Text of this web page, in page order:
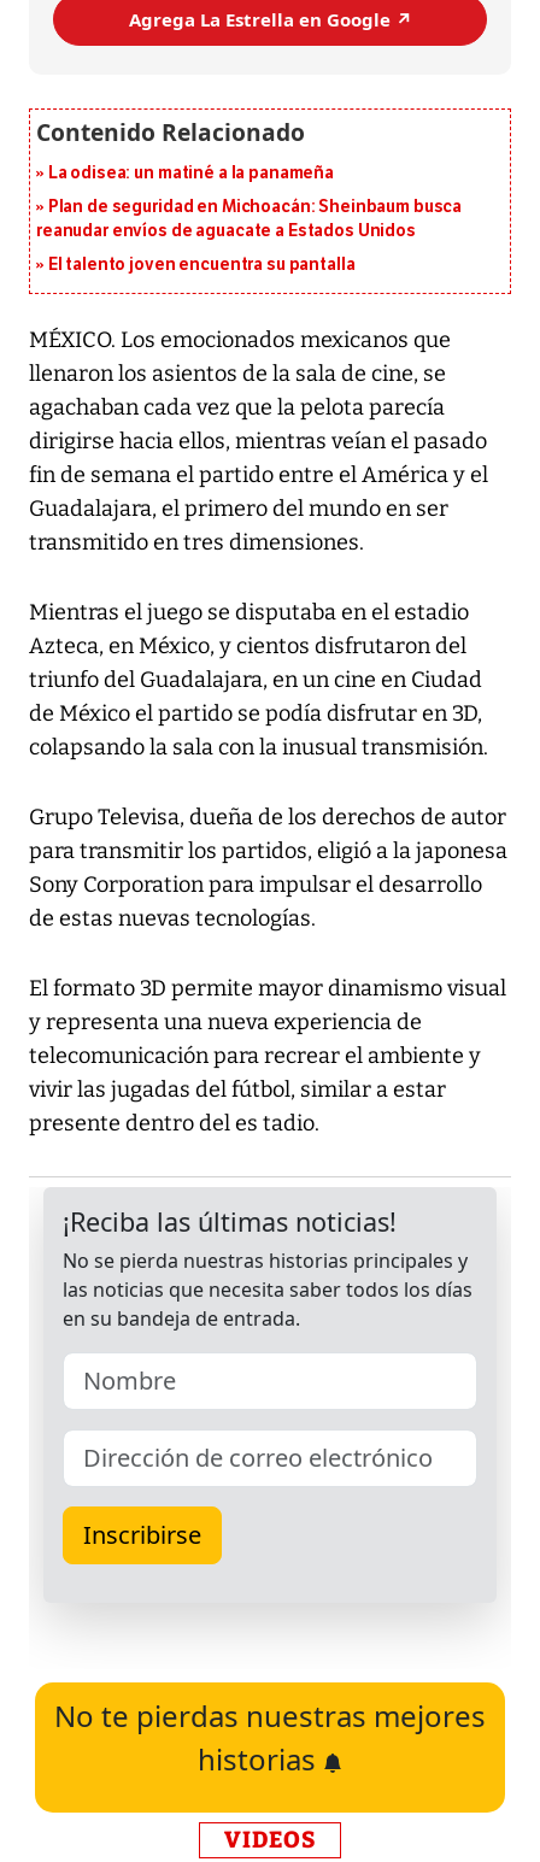
Agrega La Estrella en Google ↗️
La odisea: un matiné a la panameña
Plan de seguridad en Michoacán: Sheinbaum busca
reanudar envíos de aguacate a Estados Unidos
El talento joven encuentra su pantalla​
MÉXICO. Los emocionados mexicanos que
llenaron los asientos de la sala de cine, se
agachaban cada vez que la pelota parecía
dirigirse hacia ellos, mientras veían el pasado
fin de semana el partido entre el América y el
Guadalajara, el primero del mundo en ser
transmitido en tres dimensiones.
Mientras el juego se disputaba en el estadio
Azteca, en México, y cientos disfrutaron del
triunfo del Guadalajara, en un cine en Ciudad
de México el partido se podía disfrutar en 3D,
colapsando la sala con la inusual transmisión.
Grupo Televisa, dueña de los derechos de autor
para transmitir los partidos, eligió a la japonesa
Sony Corporation para impulsar el desarrollo
de estas nuevas tecnologías.
El formato 3D permite mayor dinamismo visual
y representa una nueva experiencia de
telecomunicación para recrear el ambiente y
vivir las jugadas del fútbol, similar a estar
presente dentro del es tadio.
No te pierdas nuestras mejores
historias
VIDEOS